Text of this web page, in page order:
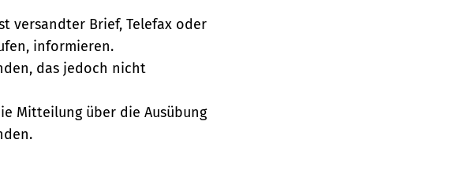
versandter Brief, Telefax oder
informieren.
das jedoch nicht
Mitteilung über die Ausübung